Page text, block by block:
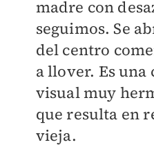
madre con
seguimos. Se
del centro
a llover. Es
visual muy
que resulta en
vieja.